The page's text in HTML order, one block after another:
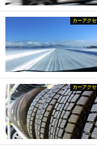
カーアク
カーアク